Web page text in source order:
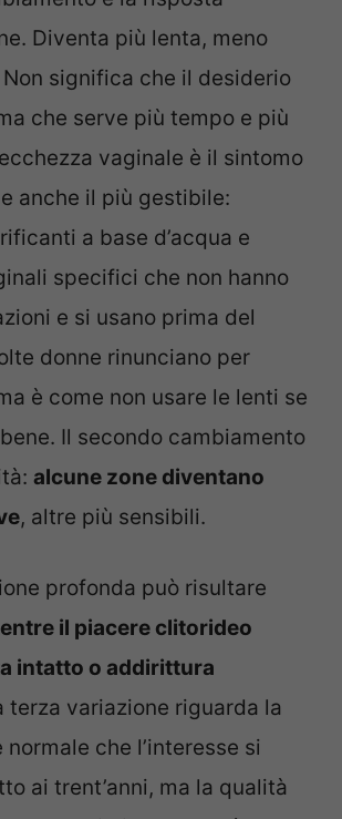
Diventa più lenta, meno
significa che il desiderio
che serve più tempo e più
vaginale è il sintomo
anche il più gestibile:
a base d’acqua e
specifici che non hanno
e si usano prima del
donne rinunciano per
è come non usare le lenti se
Il secondo cambiamento
alcune zone diventano
, altre più sensibili.
profonda può risultare
il piacere clitorideo
intatto o addirittura
terza variazione riguarda la
che l’interesse si
ai trent’anni, ma la qualità